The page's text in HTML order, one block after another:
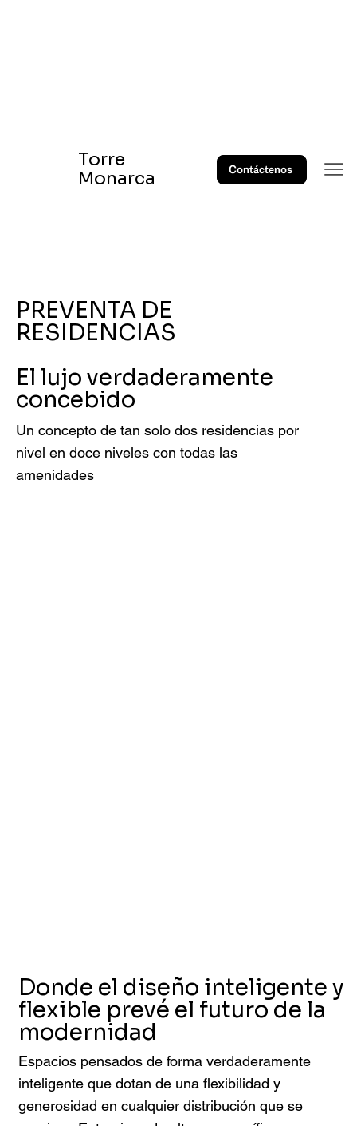
Torre
Monarca
Contáctenos
PREVENTA DE
RESIDENCIAS
El lujo verdaderamente
concebido
Un concepto de tan solo dos residencias por
nivel en doce niveles con todas las
amenidades
Donde el diseño inteligente y
flexible prevé el futuro de la
modernidad
Espacios pensados de forma verdaderamente
inteligente que dotan de una flexibilidad y
generosidad en cualquier distribución que se